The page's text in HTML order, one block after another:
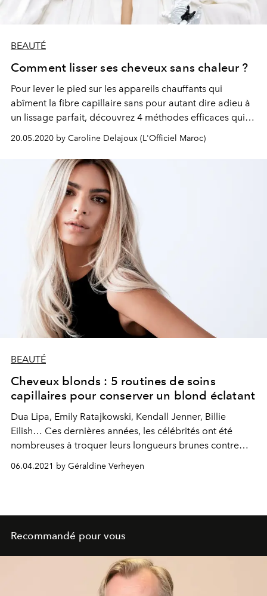
BEAUTÉ
Comment lisser ses cheveux sans chaleur ?
Pour lever le pied sur les appareils chauffants qui
abîment la fibre capillaire sans pour autant dire adieu à
un lissage parfait, découvrez 4 méthodes efficaces qui
ne requièrent ni lisseur ni sèche-cheveux. Magique !
20.05.2020 by Caroline Delajoux (L'Officiel Maroc)
BEAUTÉ
Cheveux blonds : 5 routines de soins
capillaires pour conserver un blond éclatant
Dua Lipa, Emily Ratajkowski, Kendall Jenner, Billie
Eilish… Ces dernières années, les célébrités ont été
nombreuses à troquer leurs longueurs brunes contre
une crinière blonde. Mais encore faut-il posséder la
bonne ligne de soins capillaires pour entretenir sa
plus éclatante que jamais.
06.04.2021 by Géraldine Verheyen
Recommandé pour vous